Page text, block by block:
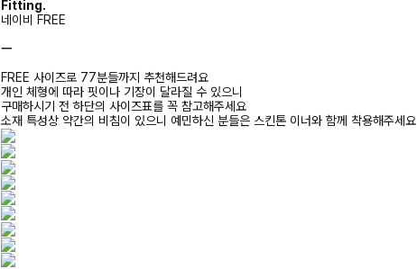
Fitting.
네이비 FREE
ㅡ
FREE 사이즈로 77분들까지 추천해드려요
개인 체형에 따라 핏이나 기장이 달라질 수 있으니
구매하시기 전 하단의 사이즈표를 꼭 참고해주세요
소재 특성상 약간의 비침이 있으니 예민하신 분들은 스킨톤 이너와 함께 착용해주세요